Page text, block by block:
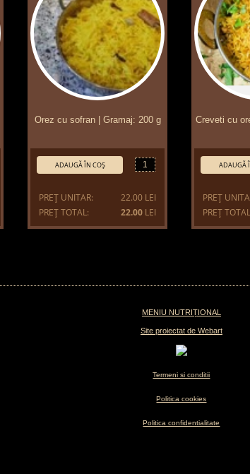
Orez cu sofran | Gramaj: 200 g
Cantitate:
PREŢ UNITAR:
22.00 LEI
PREŢ TOTAL:
22.00 LEI
ADAUGĂ ÎN COŞ
Creveti cu
Cantitate:
PREŢ
PREŢ
ADAUGĂ
MENIU NUTRIȚIONAL
Site proiectat de Webart
Termeni si conditii
Politica cookies
Politica confidentialitate